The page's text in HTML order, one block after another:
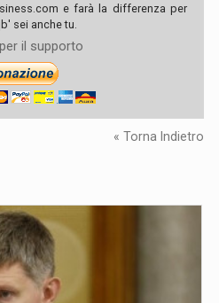
e farà la differenza per
sei anche tu.
il supporto
« Torna Indietro